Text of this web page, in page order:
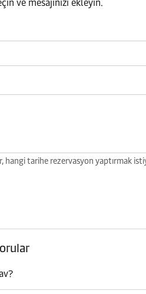
ve mesajınızı ekleyin.
hangi tarihe rezervasyon yaptırmak